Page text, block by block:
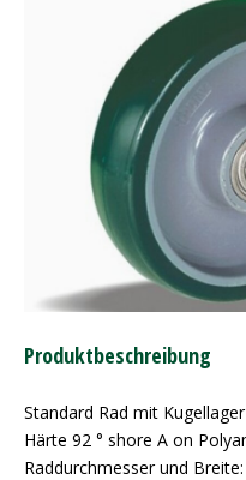
Produktbeschreibung
Standard Rad mit
Härte 92 ° shore A on
Raddurchmesser und